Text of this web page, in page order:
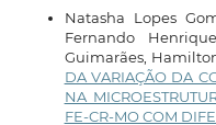
Natasha Lopes
Fernando
Guimarães,
DA VARIAÇÃO DA
NA
FE-CR-MO COM